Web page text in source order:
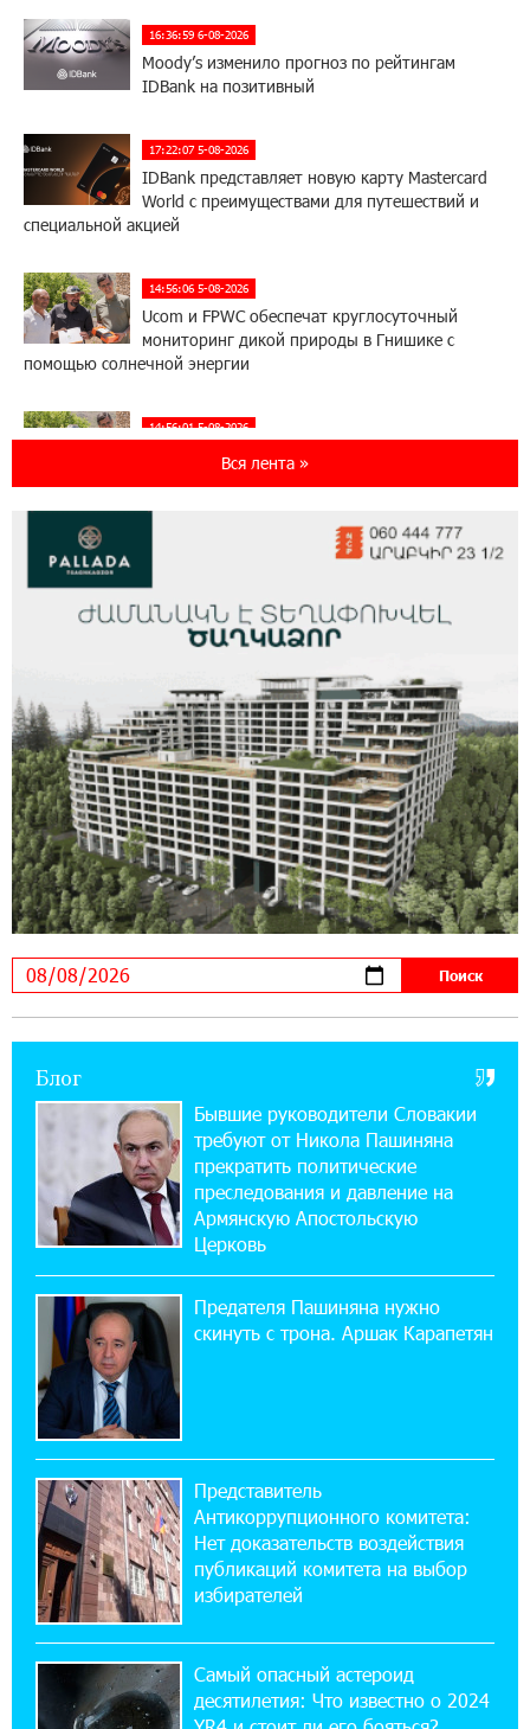
16:36:59 6-08-2026
Moody’s изменило прогноз по рейтингам
IDBank на позитивный
17:22:07 5-08-2026
IDBank представляет новую карту Mastercard
World с преимуществами для путешествий и
специальной акцией
14:56:06 5-08-2026
Ucom и FPWC обеспечат круглосуточный
мониторинг дикой природы в Гнишике с
помощью солнечной энергии
14:56:01 5-08-2026
Ucom и FPWC обеспечат круглосуточный
Idram и IDBank - рядом со стартапами на
Seaside Startup Summit
В мобильном приложении Юнибанка теперь
можно зарегистрироваться также с помощью
imID
21:09:13 31-07-2026
«Бесплатные бонусы в играх»: IDBank
предупреждает о кибератаках на школьников
11:21:15 31-07-2026
ЕАЭС со временем будет расширяться. Когда-
нибудь это поймёт и рядовой армянин, но
Если Израиль использует тему Геноцида
армян против Эрдогана, то что для него
значит сам Геноцид?
17:16:14 30-07-2026
ВТБ (Армения): вклад «Стабильный» — до
17:03:49 30-07-2026
Платформа Rate.Trading на Seaside Startup
Summit: IDBank представил инновационное
решение
14:44:13 29-07-2026
Состоялось открытие Khachaturian Rooftop
при поддержке IDBank
18:38:18 28-07-2026
Пашинян ты упустил свой шанс уйти
12:04:53 28-07-2026
Вся лента »
Блог
Бывшие руководители Словакии
требуют от Никола Пашиняна
прекратить политические
преследования и давление на
Армянскую Апостольскую
Церковь
Предателя Пашиняна нужно
скинуть с трона. Аршак Карапетян
Представитель
Антикоррупционного комитета:
Нет доказательств воздействия
публикаций комитета на выбор
избирателей
Самый опасный астероид
десятилетия: Что известно о 2024